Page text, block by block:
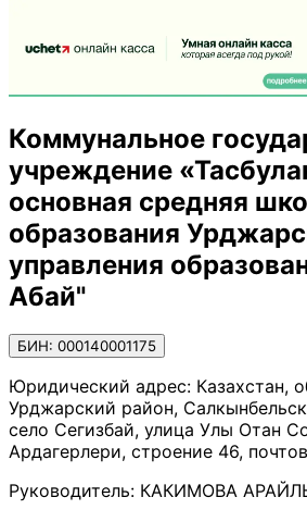
Коммунальное
учреждение
основная средняя
образования
управления
Абай"
БИН: 000140001175
Юридический адрес: Казахстан,
Урджарский район,
село Сегизбай, улица Улы Отан
Ардагерлери, строение 46,
Руководитель: КАКИМОВА